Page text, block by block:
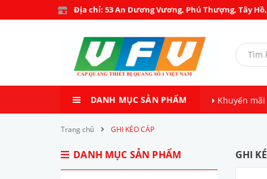
Địa chỉ: 53 An Dương Vương, Phú Thượng, Tây
DANH MỤC SẢN PHẨM Khuyến
Trang chủ GHI KÉO CÁP
DANH MỤC SẢN PHẨM GHI